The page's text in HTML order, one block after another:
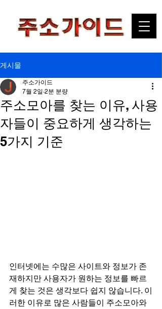
게시물
주소모아를 찾는 이유, 사용
자들이 중요하게 생각하는
5가지 기준
주소가이드
7월 2일 2분 분량
인터넷에는 수많은 사이트와 정보가 존
재하지만 사용자가 원하는 정보를 빠르
게 찾는 것은 생각보다 쉽지 않습니다. 이
러한 이유로 많은 사람들이 주소모아와